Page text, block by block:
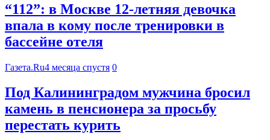
“112”: в Москве 12-летняя девочка
впала в кому после тренировки в
бассейне отеля
Газета.Ru4 месяца спустя 0
Под Калининградом мужчина бросил
камень в пенсионера за просьбу
перестать курить